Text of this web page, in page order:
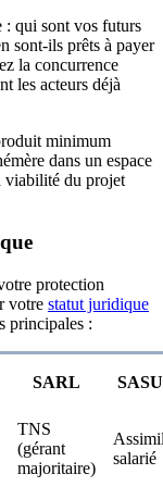
: qui sont vos futurs
sont-ils prêts à payer
la concurrence
les acteurs déjà
minimum
dans un espace
viabilité du projet
protection
votre statut juridique
principales :
SARL
TNS
(gérant
majoritaire)
salarié